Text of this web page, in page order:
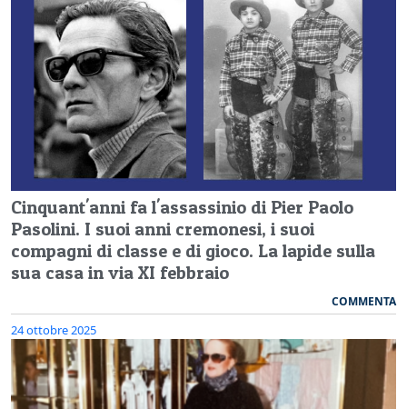
Cinquant'anni fa l'assassinio di Pier Paolo
Pasolini. I suoi anni cremonesi, i suoi
compagni di classe e di gioco. La lapide sulla
sua casa in via XI febbraio
COMMENTA
24 ottobre 2025